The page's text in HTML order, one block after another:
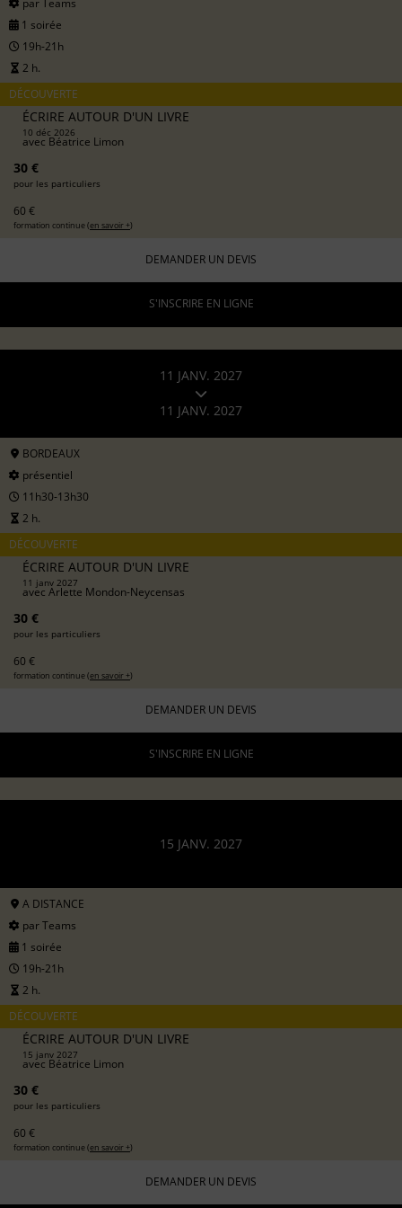
1 soirée
19h-21h
2 h.
DÉCOUVERTE
ÉCRIRE AUTOUR D'UN LIVRE
10 déc 2026
avec Béatrice Limon
30 €
pour les particuliers
60 €
formation continue (en savoir +)
DEMANDER UN DEVIS
S'INSCRIRE EN LIGNE
11 JANV. 2027
11 JANV. 2027
BORDEAUX
présentiel
11h30-13h30
2 h.
DÉCOUVERTE
ÉCRIRE AUTOUR D'UN LIVRE
11 janv 2027
avec Arlette Mondon-Neycensas
30 €
pour les particuliers
60 €
formation continue (en savoir +)
DEMANDER UN DEVIS
S'INSCRIRE EN LIGNE
15 JANV. 2027
A DISTANCE
par Teams
1 soirée
19h-21h
2 h.
DÉCOUVERTE
ÉCRIRE AUTOUR D'UN LIVRE
15 janv 2027
avec Béatrice Limon
30 €
pour les particuliers
60 €
formation continue (en savoir +)
DEMANDER UN DEVIS